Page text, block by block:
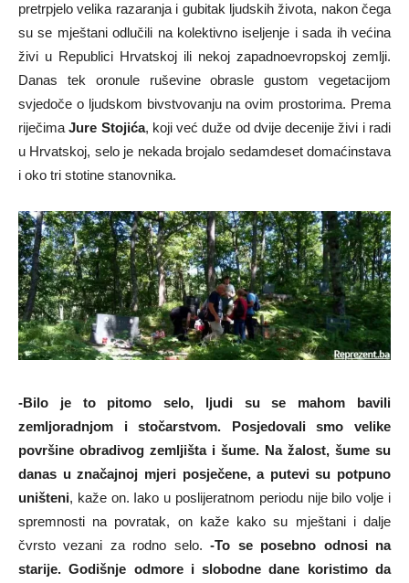
pretrpjelo velika razaranja i gubitak ljudskih života, nakon čega
su se mještani odlučili na kolektivno iseljenje i sada ih većina
živi u Republici Hrvatskoj ili nekoj zapadnoevropskoj zemlji.
Danas tek oronule ruševine obrasle gustom vegetacijom
svjedoče o ljudskom bivstvovanju na ovim prostorima. Prema
riječimaJure Stojića, koji već duže od dvije decenije živi i radi
u Hrvatskoj, selo je nekada brojalo sedamdeset domaćinstava
i oko tri stotine stanovnika.
-Bilo je to pitomo selo, ljudi su se mahom bavili
zemljoradnjom i stočarstvom. Posjedovali smo velike
površine obradivog zemljišta i šume. Na žalost, šume su
danas u značajnoj mjeri posječene, a putevi su potpuno
uništeni, kaže on. Iako u poslijeratnom periodu nije bilo volje i
spremnosti na povratak, on kaže kako su mještani i dalje
čvrsto vezani za rodno selo.-To se posebno odnosi na
starije. Godišnje odmore i slobodne dane koristimo da